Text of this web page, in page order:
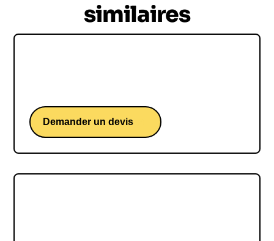
similaires
Demander un devis